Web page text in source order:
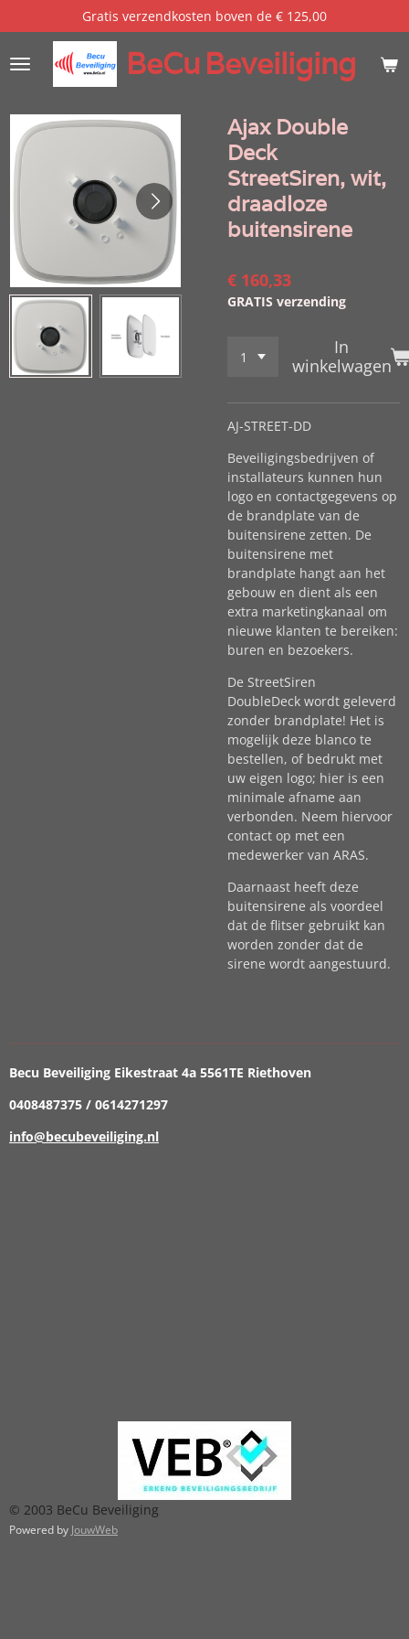
direct
naar
de
BeCuBeveiliging
Gratis verzendkosten boven de € 125,00
Ajax Double
Deck
StreetSiren, wit,
draadloze
buitensirene
€ 160,33
GRATIS verzending
In
winkelwagen
AJ-STREET-DD
Beveiligingsbedrijven of
installateurs kunnen hun
logo en contactgegevens op
de brandplate van de
buitensirene zetten. De
buitensirene met
brandplate hangt aan het
gebouw en dient als een
extra marketingkanaal om
nieuwe klanten te bereiken:
buren en bezoekers.
De StreetSiren
DoubleDeck wordt geleverd
zonder brandplate! Het is
mogelijk deze blanco te
bestellen, of bedrukt met
uw eigen logo; hier is een
minimale afname aan
verbonden. Neem hiervoor
contact op met een
medewerker van ARAS.
Daarnaast heeft deze
buitensirene als voordeel
dat de flitser gebruikt kan
worden zonder dat de
sirene wordt aangestuurd.
Becu Beveiliging Eikestraat 4a 5561TE Riethoven
0408487375 / 0614271297
info@becubeveiliging.nl
© 2003 BeCu Beveiliging
Powered by JouwWeb